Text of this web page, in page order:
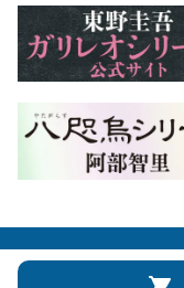
会社概要